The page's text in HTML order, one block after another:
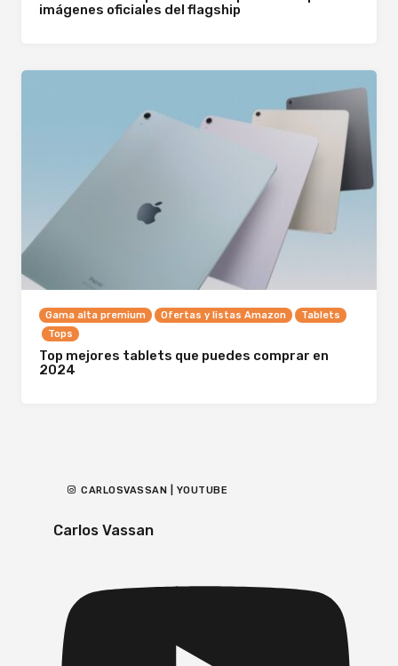
imágenes oficiales del flagship
Gama alta premium Ofertas y listas Amazon
Tablets
Tops
Top mejores tablets que puedes comprar en
2024
CARLOSVASSAN | YOUTUBE
Carlos Vassan